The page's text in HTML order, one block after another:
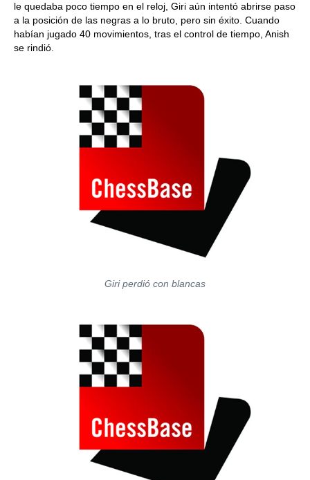
le quedaba poco tiempo en el reloj, Giri aún intentó abrirse paso
a la posición de las negras a lo bruto, pero sin éxito. Cuando
habían jugado 40 movimientos, tras el control de tiempo, Anish
se rindió.
Giri perdió con blancas